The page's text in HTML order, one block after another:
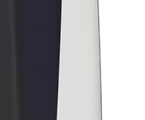
สกู๊ตเตอร์